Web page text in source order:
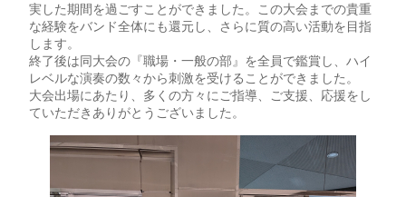
実した期間を過ごすことができました。この大会までの貴重
な経験をバンド全体にも還元し、さらに質の高い活動を目指
します。
終了後は同大会の『職場・一般の部』を全員で鑑賞し、ハイ
レベルな演奏の数々から刺激を受けることができました。
大会出場にあたり、多くの方々にご指導、ご支援、応援をし
ていただきありがとうございました。